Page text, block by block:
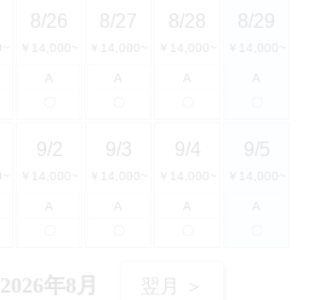
8/26
A
8/27
A
8/28
A
8/29
A
9/2
A
9/3
A
9/4
A
9/5
A
2026年8月 翌月 ＞